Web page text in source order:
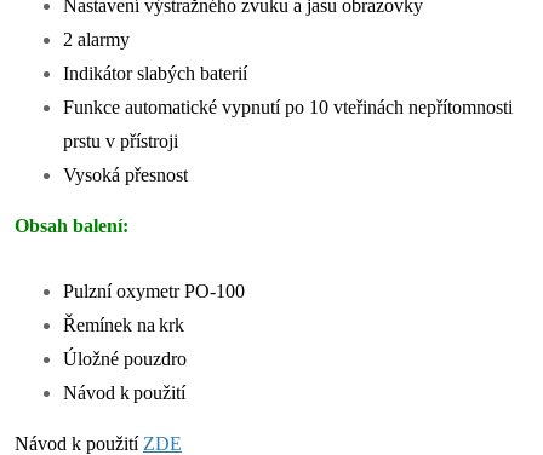
Nastavení výstražného zvuku a jasu obrazovky
2 alarmy
Indikátor slabých baterií
Funkce automatické vypnutí po 10 vteřinách nepřítomnosti
prstu v přístroji
Vysoká přesnost
Obsah balení:
Pulzní oxymetr PO-100
Řemínek na krk
Úložné pouzdro
Návod kpoužití
Návod k použití ZDE